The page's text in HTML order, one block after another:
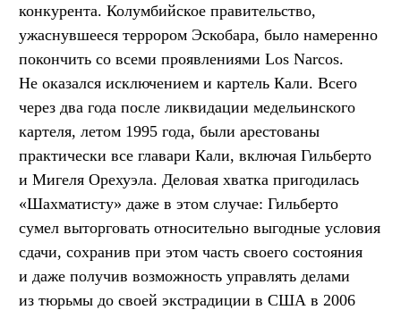
конкурента. Колумбийское правительство,
ужаснувшееся террором Эскобара, было намеренно
покончить со всеми проявлениями Los Narcos.
Не оказался исключением и картель Кали. Всего
через два года после ликвидации медельинского
картеля, летом 1995 года, были арестованы
практически все главари Кали, включая Гильберто
и Мигеля Орехуэла. Деловая хватка пригодилась
«Шахматисту» даже в этом случае: Гильберто
сумел выторговать относительно выгодные условия
сдачи, сохранив при этом часть своего состояния
и даже получив возможность управлять делами
из тюрьмы до своей экстрадиции в США в 2006